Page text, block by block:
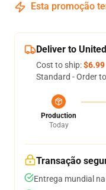
Esta promoção
Deliver to
Cost to ship:$6.99
Standard - Order
Production
Today
Transação
Entrega mundial